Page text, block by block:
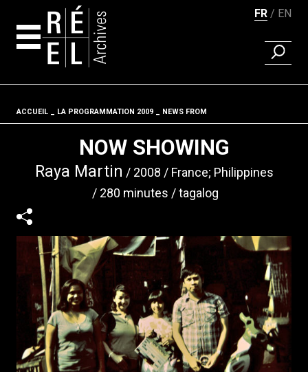
FR EN
Fil d'ariane
ACCUEIL LA PROGRAMMATION 2009 NEWS FROM
NOW SHOWING
Raya Martin 2008
France; Philippines
280 minutes
tagalog